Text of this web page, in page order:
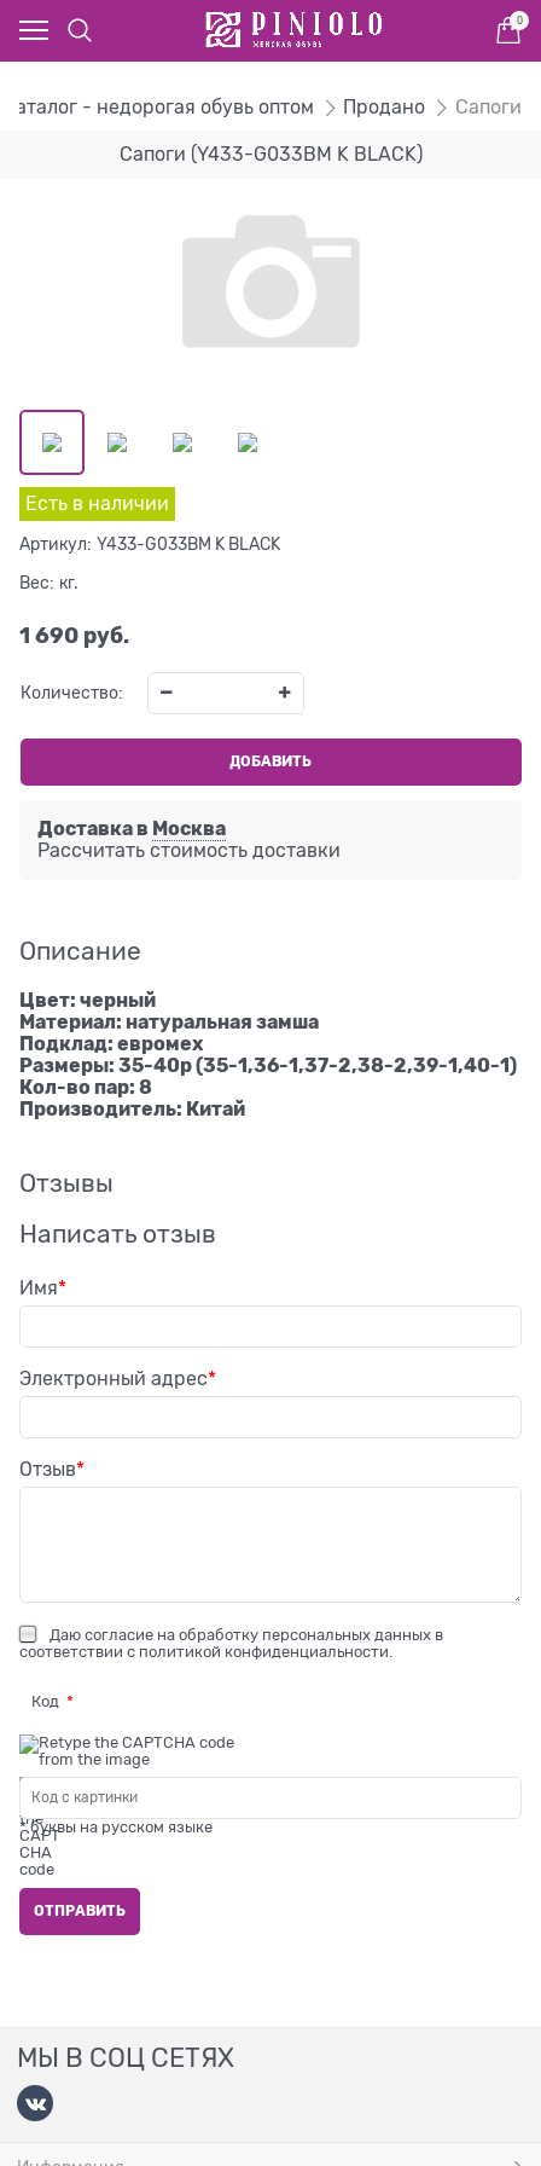
0
Каталог - недорогая обувь оптом Продано Сапоги
Сапоги (Y433-G033BM K BLACK)
Есть в наличии
Артикул: Y433-G033BM K BLACK
Вес: кг.
1 690 руб.
Количество:
ДОБАВИТЬ
Доставка в Москва
Рассчитать стоимость доставки
Описание
Цвет: черный
Материал: натуральная замша
Подклад: евромех
Размеры: 35-40р (35-1,36-1,37-2,38-2,39-1,40-1)
Кол-во пар: 8
Производитель: Китай
Отзывы
Написать отзыв
Имя
Электронный адрес
Отзыв
Даю согласие на обработку персональных данных в
соответствии с политикой конфиденциальности
Код
* буквы на русском языке
МЫ В СОЦ СЕТЯХ